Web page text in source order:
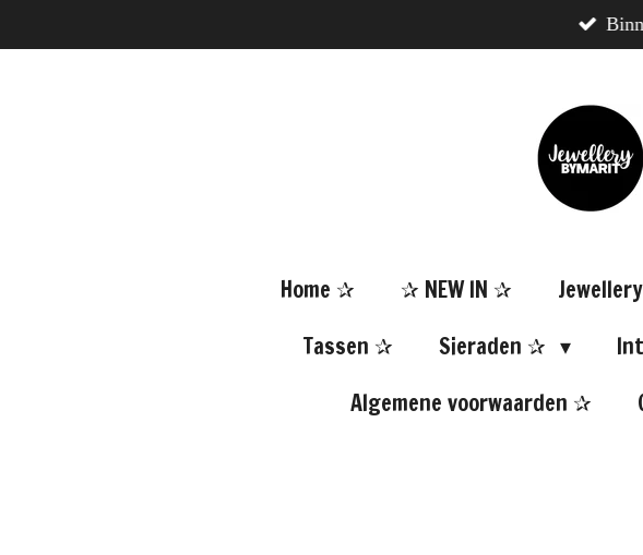
direct
Home ✰ ✰ NEW IN ✰
Tassen ✰
Sieraden ✰
Algemene voorwaarden ✰